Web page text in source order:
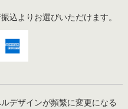
込よりお選びいただけます。
デザインが頻繁に変更になる